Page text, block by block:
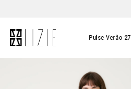
Pulse Verão 27